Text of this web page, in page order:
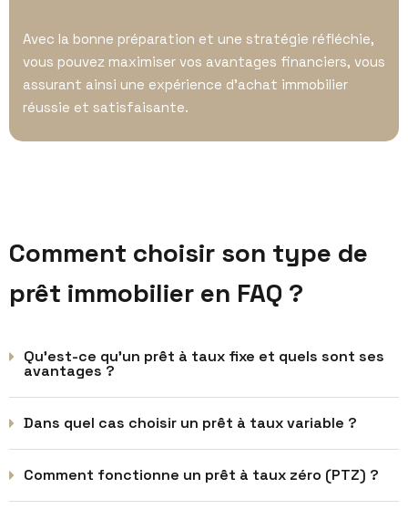
Avec la bonne préparation et une stratégie réfléchie,
vous pouvez maximiser vos avantages financiers, vous
assurant ainsi une expérience d’achat immobilier
réussie et satisfaisante.
Comment choisir son type de
prêt immobilier en FAQ ?
Qu'est-ce qu'un prêt à taux fixe et quels sont ses
avantages ?
Dans quel cas choisir un prêt à taux variable ?
Comment fonctionne un prêt à taux zéro (PTZ) ?